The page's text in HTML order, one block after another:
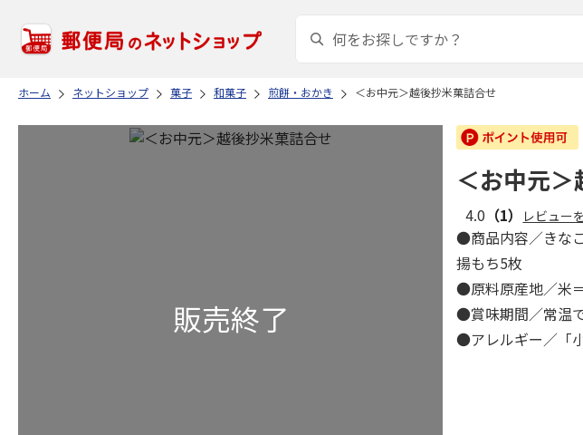
ホーム ネットショップ 菓子 和菓子 煎餅・おかき ＜お中元＞越後抄米菓詰合せ
＜お中元
4.0 （1） レビュー
●商品内容／きな
揚もち5枚
●原料原産地／米
●賞味期間／常温
●アレルギー／「